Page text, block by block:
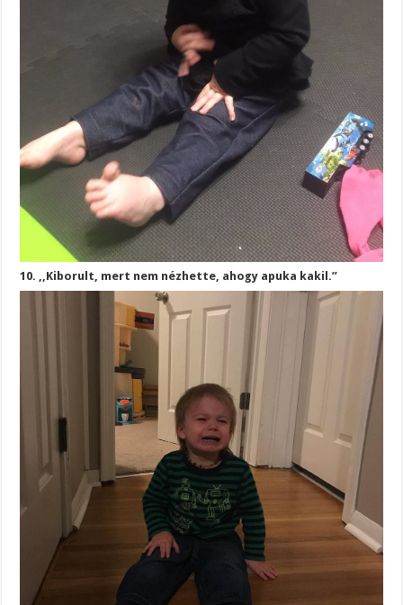
10. ,,Kiborult, mert nem nézhette, ahogy apuka kakil.”